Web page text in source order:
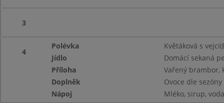
3
4
Polévka
Květáková s
Jídlo
Domácí sekaná
Příloha
Vařený brambor,
Doplněk
Ovoce dle sezóny
Nápoj
Mléko, sirup, voda